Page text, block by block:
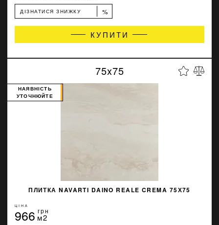
ДІЗНАТИСЯ ЗНИЖКУ %
КУПИТИ
75x75
ПЛИТКА NAVARTI DAINO REALE CREMA 75Х75
НАЯВНІСТЬ
УТОЧНЮЙТЕ
ЦІНА
966 грн
м2